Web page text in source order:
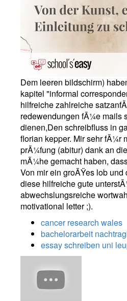
Dem leeren bildschirm)
kapitel "informal
hilfreiche zahlreiche
redewendungen fÃ¼e mails
dienen,Den schreibfluss in
florian kepper. Mir sehr fÃ¼r
prÃ¼fung (abitur) dank an
mÃ¼he gemacht haben,
Von mir ein groÃŸes lob
diese hilfreiche gute
abwechslungsreiche
motivational letter ;).
cancer research wales
bachelorarbeit
essay schreiben uni